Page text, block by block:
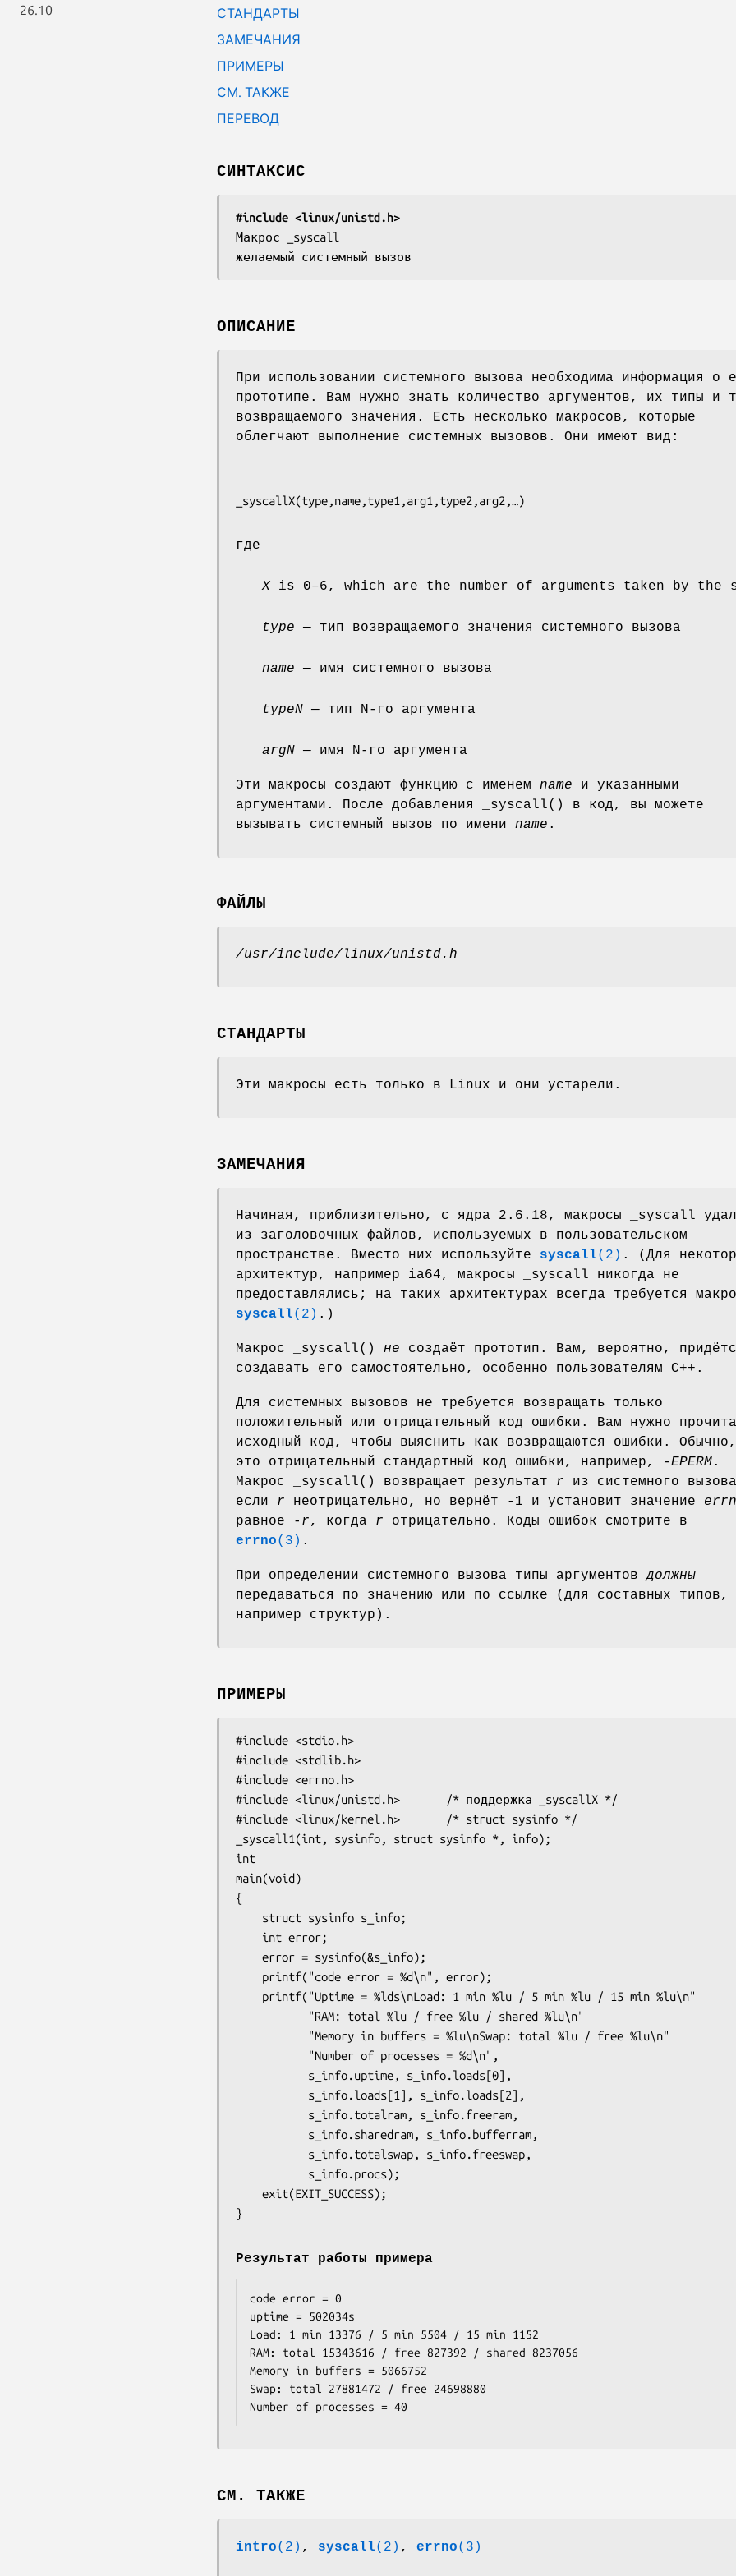
26.10
СТАНДАРТЫ
ЗАМЕЧАНИЯ
ПРИМЕРЫ
СМ. ТАКЖЕ
ПЕРЕВОД
СИНТАКСИС
#include <linux/unistd.h>
Макрос _syscall
желаемый системный вызов
ОПИСАНИЕ
При использовании системного вызова необходима информация о
прототипе. Вам нужно знать количество аргументов, их типы и
возвращаемого значения. Есть несколько макросов, которые
облегчают выполнение системных вызовов. Они имеют вид:
_syscall X(type,name,type1 ,arg1 ,type2 ,arg2
где
X is 0–6, which are the number of arguments taken by the
type — тип возвращаемого значения системного вызова
name — имя системного вызова
typeN — тип N-го аргумента
argN — имя N-го аргумента
Эти макросы создают функцию с именем name и указанными
аргументами. После добавления _syscall() в код, вы можете
вызывать системный вызов по имени name .
ФАЙЛЫ
/usr/include/linux/unistd.h
СТАНДАРТЫ
Эти макросы есть только в Linux и они устарели.
ЗАМЕЧАНИЯ
Начиная, приблизительно, с ядра 2.6.18, макросы _syscall
из заголовочных файлов, используемых в пользовательском
пространстве. Вместо них используйте syscall(2) . (Для
архитектур, например ia64, макросы _syscall никогда не
предоставлялись; на таких архитектурах всегда требуется
syscall(2) .)
Макрос _syscall() не создаёт прототип. Вам, вероятно,
создавать его самостоятельно, особенно пользователям C++.
Для системных вызовов не требуется возвращать только
положительный или отрицательный код ошибки. Вам нужно
исходный код, чтобы выяснить как возвращаются ошибки. Обычно,
это отрицательный стандартный код ошибки, например, -EPERM.
Макрос _syscall() возвращает результат r из системного
если r неотрицательно, но вернёт -1 и установит значение
равное - r, когда r отрицательно. Коды ошибок смотрите в
errno(3) .
При определении системного вызова типы аргументовдолжны
передаваться по значению или по ссылке (для составных типов,
например структур).
ПРИМЕРЫ
#include <stdio.h>
#include <stdlib.h>
#include <errno.h>
#include <linux/unistd.h>       /* поддержка _syscallX */
#include <linux/kernel.h>       /* struct sysinfo */
_syscall1(int, sysinfo, struct sysinfo *, info);
int
main(void)
{
Результат работы примера
code error = 0
uptime = 502034s
Load: 1 min 13376 / 5 min 5504 / 15 min 1152
RAM: total 15343616 / free 827392 / shared 8237056
Memory in buffers = 5066752
Swap: total 27881472 / free 24698880
СМ. ТАКЖЕ
intro(2) , syscall(2) , errno(3)